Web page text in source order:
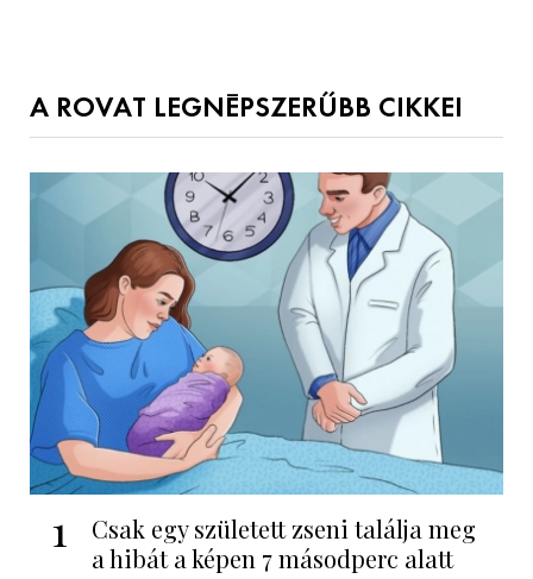
A ROVAT LEGNÉPSZERŰBB CIKKEI
1
Csak egy született zseni találja meg
a hibát a képen 7 másodperc alatt